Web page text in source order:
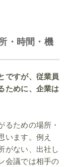
・時間・機
すが、従業員
ために、企業は
るための場所・
います。例え
がない、出社し
会議では相手の